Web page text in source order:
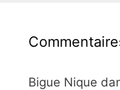
Bigue Nique